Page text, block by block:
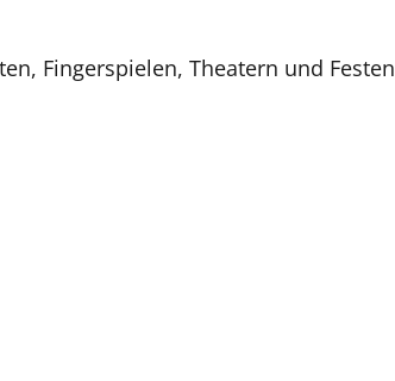
Fingerspielen, Theatern und Festen